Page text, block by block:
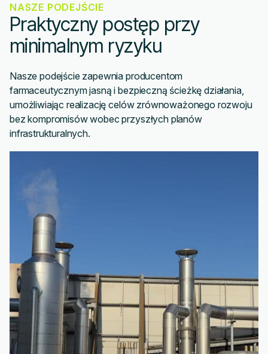
NASZE PODEJŚCIE
Praktyczny postęp przy
minimalnym ryzyku
Nasze podejście zapewnia producentom
farmaceutycznym jasną i bezpieczną ścieżkę działania,
umożliwiając realizację celów zrównoważonego rozwoju
bez kompromisów wobec przyszłych planów
infrastrukturalnych.